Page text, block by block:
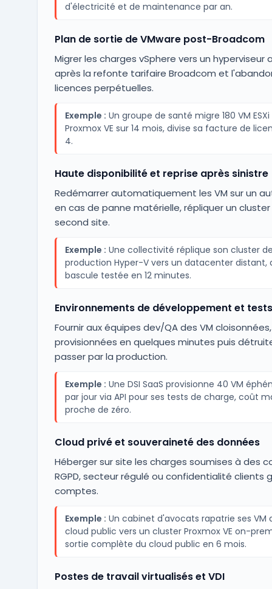
d'électricité et de maintenance par an.
Plan de sortie de VMware post-Broadcom
Migrer les charges vSphere vers un hyperviseur
après la refonte tarifaire Broadcom et
licences perpétuelles.
Exemple : Un groupe de santé migre 180 VM ESXi
Proxmox VE sur 14 mois, divise sa facture de
4.
Haute disponibilité et reprise après sinistre
Redémarrer automatiquement les VM sur un
en cas de panne matérielle, répliquer un cluster
second site.
Exemple : Une collectivité réplique son cluster
production Hyper-V vers un datacenter distant,
bascule testée en 12 minutes.
Environnements de développement et
Fournir aux équipes dev/QA des VM cloisonnées,
provisionnées en quelques minutes puis
passer par la production.
Exemple : Une DSI SaaS provisionne 40 VM
par jour via API pour ses tests de charge, coût
proche de zéro.
Cloud privé et souveraineté des données
Héberger sur site les charges soumises à des
RGPD, secteur régulé ou confidentialité clients
comptes.
Exemple : Un cabinet d'avocats rapatrie ses VM
cloud public vers un cluster Proxmox VE on-
sortie complète du cloud public en 6 mois.
Postes de travail virtualisés et VDI